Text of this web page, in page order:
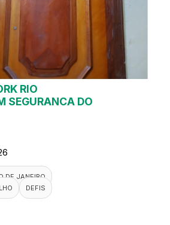
RIO
SEGURANCA DO
DE JANEIRO
DEFIS